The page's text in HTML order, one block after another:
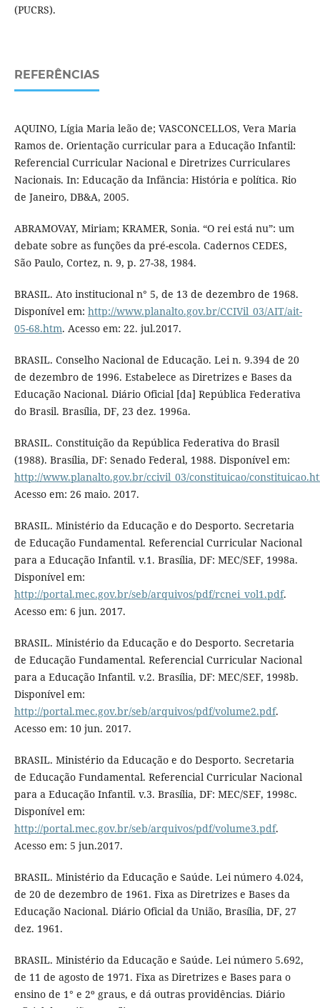
(PUCRS).
REFERÊNCIAS
AQUINO, Lígia Maria leão de; VASCONCELLOS, Vera Maria
Ramos de. Orientação curricular para a Educação Infantil:
Referencial Curricular Nacional e Diretrizes Curriculares
Nacionais. In: Educação da Infância: História e política. Rio
de Janeiro, DB&A, 2005.
ABRAMOVAY, Miriam; KRAMER, Sonia. “O rei está nu”: um
debate sobre as funções da pré-escola. Cadernos CEDES,
São Paulo, Cortez, n. 9, p. 27-38, 1984.
BRASIL. Ato institucional n° 5, de 13 de dezembro de 1968.
Disponível em: http://www.planalto.gov.br/CCIVil_03/AIT/ait-
05-68.htm. Acesso em: 22. jul.2017.
BRASIL. Conselho Nacional de Educação. Lei n. 9.394 de 20
de dezembro de 1996. Estabelece as Diretrizes e Bases da
Educação Nacional. Diário Oficial [da] República Federativa
do Brasil. Brasília, DF, 23 dez. 1996a.
BRASIL. Constituição da República Federativa do Brasil
(1988). Brasília, DF: Senado Federal, 1988. Disponível em:
http://www.planalto.gov.br/ccivil_03/constituicao/
Acesso em: 26 maio. 2017.
BRASIL. Ministério da Educação e do Desporto. Secretaria
de Educação Fundamental. Referencial Curricular Nacional
para a Educação Infantil. v.1. Brasília, DF: MEC/SEF, 1998a.
Disponível em:
http://portal.mec.gov.br/seb/arquivos/pdf/rcnei_vol1.pdf.
Acesso em: 6 jun. 2017.
BRASIL. Ministério da Educação e do Desporto. Secretaria
de Educação Fundamental. Referencial Curricular Nacional
para a Educação Infantil. v.2. Brasília, DF: MEC/SEF, 1998b.
Disponível em:
http://portal.mec.gov.br/seb/arquivos/pdf/volume2.pdf.
Acesso em: 10 jun. 2017.
BRASIL. Ministério da Educação e do Desporto. Secretaria
de Educação Fundamental. Referencial Curricular Nacional
para a Educação Infantil. v.3. Brasília, DF: MEC/SEF, 1998c.
Disponível em:
http://portal.mec.gov.br/seb/arquivos/pdf/volume3.pdf.
Acesso em: 5 jun.2017.
BRASIL. Ministério da Educação e Saúde. Lei número 4.024,
de 20 de dezembro de 1961. Fixa as Diretrizes e Bases da
Educação Nacional. Diário Oficial da União, Brasília, DF, 27
dez. 1961.
BRASIL. Ministério da Educação e Saúde. Lei número 5.692,
de 11 de agosto de 1971. Fixa as Diretrizes e Bases para o
ensino de 1° e 2º graus, e dá outras providências. Diário